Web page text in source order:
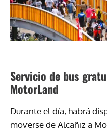
Servicio de bus
MotorLand
Durante el día, habrá
moverse de Alcañiz a